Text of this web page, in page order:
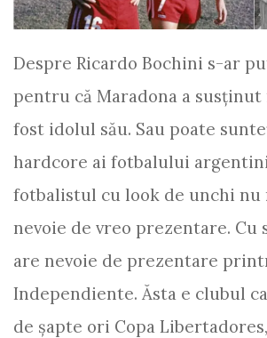
Despre Ricardo Bochini s-ar
pentru că Maradona a susţinut
fost idolul său. Sau poate
hardcore ai fotbalului
fotbalistul cu look de unchi nu
nevoie de vreo prezentare. Cu
are nevoie de prezentare
Independiente. Ăsta e clubul
de şapte ori Copa